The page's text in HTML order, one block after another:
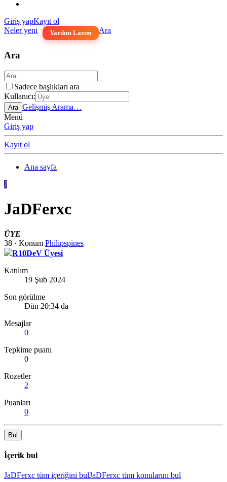
Giriş yapKayıt ol
Neler yeni
Yardım Lazım Ara
Ara
Sadece başlıkları ara
Kullanıcı:
Ara Gelişmiş Arama…
Menü
Giriş yap
Kayıt ol
Ana sayfa
J
JaDFerxc
ÜYE
38 · Konum Philipspines
R10DeV Üyesi
Katılım
19 Şub 2024
Son görülme
Dün 20:34 da
Mesajlar
0
Tepkime puanı
0
Rozetler
2
Puanları
0
Bul
İçerik bul
JaDFerxc tüm içeriğini bulJaDFerxc tüm konularını bul